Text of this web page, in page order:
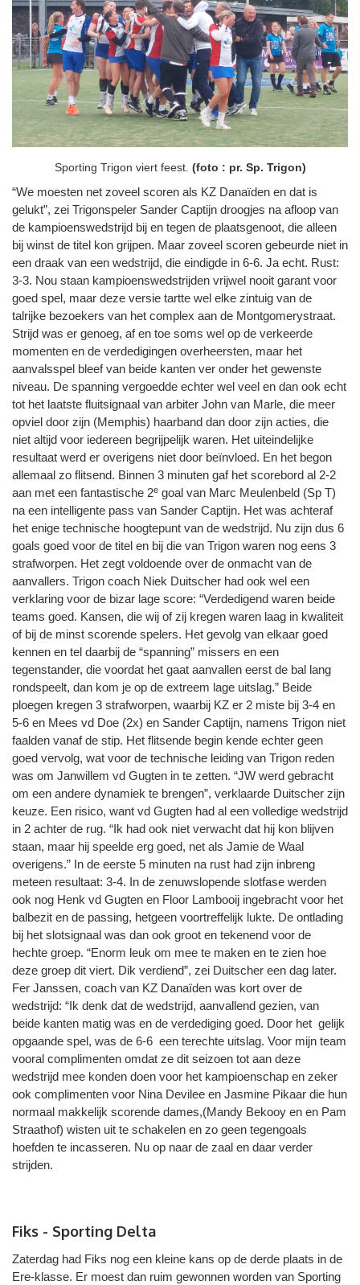
Sporting Trigon viert feest. (foto : pr. Sp. Trigon)
“We moesten net zoveel scoren als KZ Danaïden en dat is
gelukt”, zei Trigonspeler Sander Captijn droogjes na afloop van
de kampioenswedstrijd bij en tegen de plaatsgenoot, die alleen
bij winst de titel kon grijpen. Maar zoveel scoren gebeurde niet in
een draak van een wedstrijd, die eindigde in 6-6. Ja echt. Rust:
3-3. Nou staan kampioenswedstrijden vrijwel nooit garant voor
goed spel, maar deze versie tartte wel elke zintuig van de
talrijke bezoekers van het complex aan de Montgomerystraat.
Strijd was er genoeg, af en toe soms wel op de verkeerde
momenten en de verdedigingen overheersten, maar het
aanvalsspel bleef van beide kanten ver onder het gewenste
niveau. De spanning vergoedde echter wel veel en dan ook echt
tot het laatste fluitsignaal van arbiter John van Marle, die meer
opviel door zijn (Memphis) haarband dan door zijn acties, die
niet altijd voor iedereen begrijpelijk waren. Het uiteindelijke
resultaat werd er overigens niet door beïnvloed. En het begon
allemaal zo flitsend. Binnen 3 minuten gaf het scorebord al 2-2
aan met een fantastische 2e goal van Marc Meulenbeld (Sp T)
na een intelligente pass van Sander Captijn. Het was achteraf
het enige technische hoogtepunt van de wedstrijd. Nu zijn dus 6
goals goed voor de titel en bij die van Trigon waren nog eens 3
strafworpen. Het zegt voldoende over de onmacht van de
aanvallers. Trigon coach Niek Duitscher had ook wel een
verklaring voor de bizar lage score: “Verdedigend waren beide
teams goed. Kansen, die wij of zij kregen waren laag in kwaliteit
of bij de minst scorende spelers. Het gevolg van elkaar goed
kennen en tel daarbij de “spanning” missers en een
tegenstander, die voordat het gaat aanvallen eerst de bal lang
rondspeelt, dan kom je op de extreem lage uitslag.” Beide
ploegen kregen 3 strafworpen, waarbij KZ er 2 miste bij 3-4 en
5-6 en Mees vd Doe (2x) en Sander Captijn, namens Trigon niet
faalden vanaf de stip. Het flitsende begin kende echter geen
goed vervolg, wat voor de technische leiding van Trigon reden
was om Janwillem vd Gugten in te zetten. “JW werd gebracht
om een andere dynamiek te brengen”, verklaarde Duitscher zijn
keuze. Een risico, want vd Gugten had al een volledige wedstrijd
in 2 achter de rug. “Ik had ook niet verwacht dat hij kon blijven
staan, maar hij speelde erg goed, net als Jamie de Waal
overigens.” In de eerste 5 minuten na rust had zijn inbreng
meteen resultaat: 3-4. In de zenuwslopende slotfase werden
ook nog Henk vd Gugten en Floor Lambooij ingebracht voor het
balbezit en de passing, hetgeen voortreffelijk lukte. De ontlading
bij het slotsignaal was dan ook groot en tekenend voor de
hechte groep. “Enorm leuk om mee te maken en te zien hoe
deze groep dit viert. Dik verdiend”, zei Duitscher een dag later.
Fer Janssen, coach van KZ Danaïden was kort over de
wedstrijd: “Ik denk dat de wedstrijd, aanvallend gezien, van
beide kanten matig was en de verdediging goed. Door het gelijk
opgaande spel, was de 6-6 een terechte uitslag. Voor mijn team
vooral complimenten omdat ze dit seizoen tot aan deze
wedstrijd mee konden doen voor het kampioenschap en zeker
ook complimenten voor Nina Devilee en Jasmine Pikaar die hun
normaal makkelijk scorende dames,(Mandy Bekooy en en Pam
Straathof) wisten uit te schakelen en zo geen tegengoals
hoefden te incasseren. Nu op naar de zaal en daar verder
strijden.
Fiks - Sporting Delta
Zaterdag had Fiks nog een kleine kans op de derde plaats in de
Ere-klasse. Er moest dan ruim gewonnen worden van Sporting